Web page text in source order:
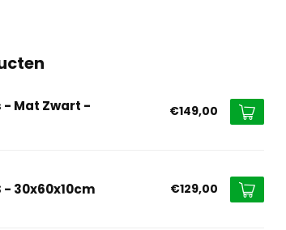
- Mat Zwart - €149,00
- 30x60x10cm €129,00